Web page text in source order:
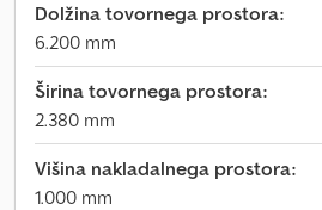
Dolžina tovornega prostora:
6.200 mm
Širina tovornega prostora:
2.380 mm
Višina nakladalnega prostora:
1.000 mm